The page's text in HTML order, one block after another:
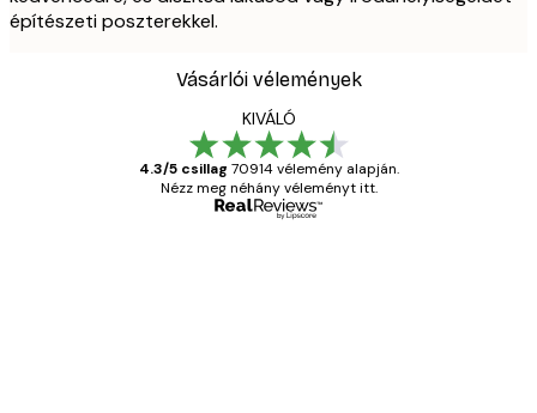
építészeti poszterekkel.
Vásárlói vélemények
KIVÁLÓ
4.3/5 csillag 70914 vélemény alapján.
Nézz meg néhány véleményt itt.